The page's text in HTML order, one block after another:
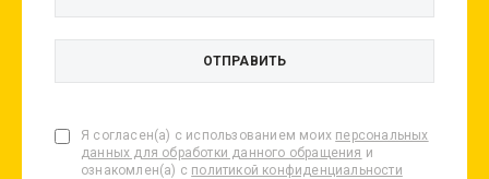
Я согласен(а) с использованием моих персональных
данных для обработки данного обращения и
ознакомлен(а) с политикой конфиденциальности